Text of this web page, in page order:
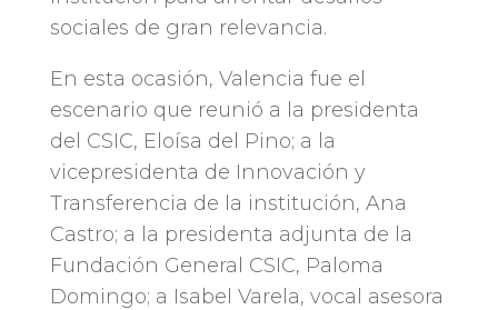
sociales de gran relevancia.
En esta ocasión, Valencia fue el
escenario que reunió a la presidenta
del CSIC, Eloísa del Pino; a la
vicepresidenta de Innovación y
Transferencia de la institución, Ana
Castro; a la presidenta adjunta de la
Fundación General CSIC, Paloma
Domingo; a Isabel Varela, vocal asesora